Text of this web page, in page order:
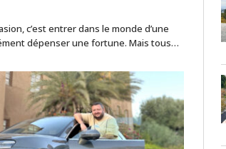
c’est entrer dans le monde d’une
dépenser une fortune. Mais tous…